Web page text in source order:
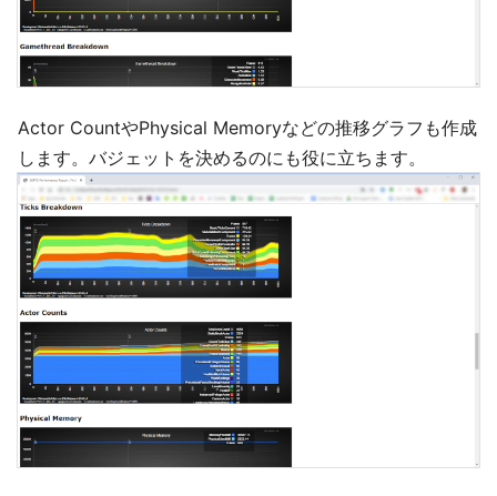
Actor CountやPhysical Memoryなどの推移グラフも作成
します。バジェットを決めるのにも役に立ちます。